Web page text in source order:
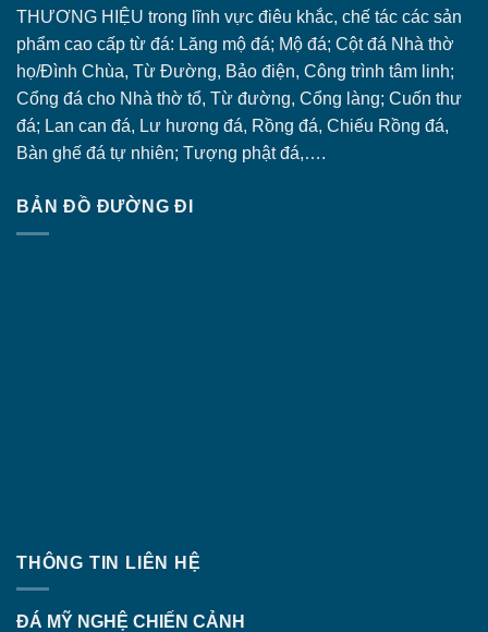
THƯƠNG HIỆU trong lĩnh vực điêu khắc, chế tác các sản
phẩm cao cấp từ đá: Lăng mộ đá; Mộ đá; Cột đá Nhà thờ
họ/Đình Chùa, Từ Đường, Bảo điện, Công trình tâm linh;
Cổng đá cho Nhà thờ tổ, Từ đường, Cổng làng; Cuốn thư
đá; Lan can đá, Lư hương đá, Rồng đá, Chiếu Rồng đá,
Bàn ghế đá tự nhiên; Tượng phật đá,….
BẢN ĐỒ ĐƯỜNG ĐI
THÔNG TIN LIÊN HỆ
ĐÁ MỸ NGHỆ CHIẾN CẢNH